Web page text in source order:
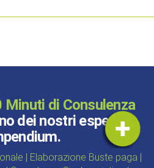
Minuti di Consulenza
dei nostri esperti
| Elaborazione Buste paga |